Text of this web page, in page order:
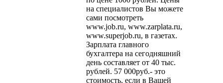
на специалистов Вы можете
сами посмотреть
www.job.ru, www.zarplata.ru,
www.superjob.ru, в газетах.
Зарплата главного
бухгалтера на сегодняшний
день составляет от 40 тыс.
рублей. 57 000руб.- это
стоимость, если в Вашей